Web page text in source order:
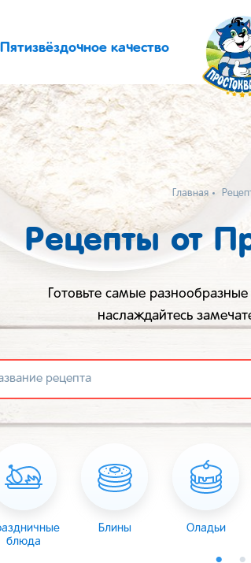
Пятизвёздочное качество
Главная
Рецепты от
Готовьте самые
наслаждайтесь
блюда
Блины Оладьи